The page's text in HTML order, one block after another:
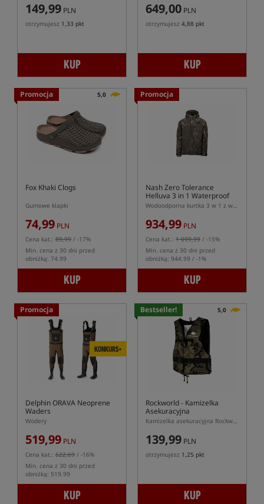
149,99 PLN
otrzymujesz 1,33 pkt
KUP
649,00 PLN
otrzymujesz 4,88 pkt
KUP
Promocja 5,0
Fox Khaki Clogs
Gumowe klapki
74,99 PLN
Cena kat.: 89,99 / -17%
Min. cena z 30 dni przed
obniżką: 74.99
KUP
Promocja
Nash Zero Tolerance
Helluva 3 in 1 Waterproof
Jacket CAMO
Wodoodporna kurtka 3 w 1 z wypinanym polarem sherpa
934,99 PLN
Cena kat.: 1 099,99 / -15%
Min. cena z 30 dni przed
obniżką: 944.99 / -1%
KUP
Promocja
KONKURS+
Delphin ORAVA Neoprene
Waders
Wodery
519,99 PLN
Cena kat.: 622,69 / -16%
Min. cena z 30 dni przed
obniżką: 519.99
KUP
Bestseller! 5,0
Rockworld- Kamizelka
Asekuracyjna
Kamizelka asekuracyjna Rockworld w kolorze kamuflażu
139,99 PLN
otrzymujesz 1,25 pkt
KUP